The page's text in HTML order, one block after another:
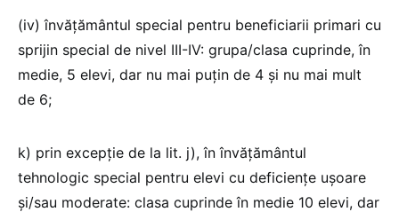
(iv) învățământul special pentru beneficiarii primari cu
sprijin special de nivel III-IV: grupa/clasa cuprinde, în
medie, 5 elevi, dar nu mai puțin de 4 și nu mai mult
de 6;
k) prin excepție de la lit. j), în învățământul
tehnologic special pentru elevi cu deficiențe ușoare
și/sau moderate: clasa cuprinde în medie 10 elevi, dar